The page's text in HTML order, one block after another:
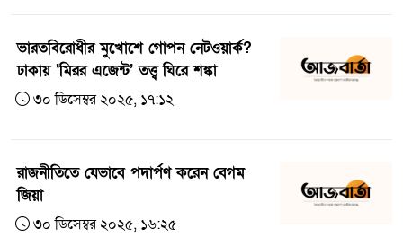
ভারতবিরোধীর মুখোশে গোপন নেটওয়ার্ক?
ঢাকায় ‘মিরর এজেন্ট’ তত্ত্ব ঘিরে শঙ্কা
৩০ ডিসেম্বর ২০২৫, ১৭:১২
রাজনীতিতে যেভাবে পদার্পণ করেন বেগম
জিয়া
৩০ ডিসেম্বর ২০২৫, ১৬:২৫